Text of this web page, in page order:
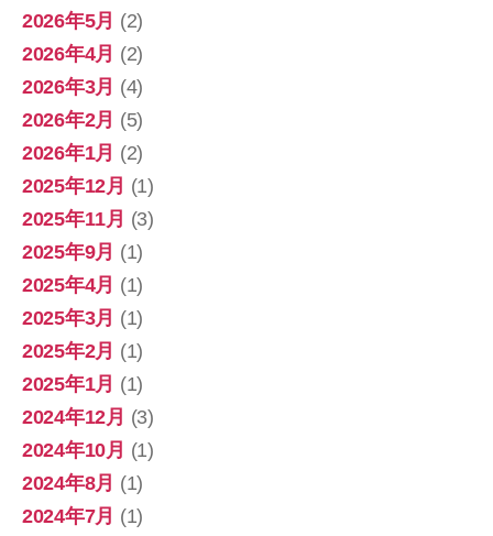
2026年5月 (2)
2026年4月 (2)
2026年3月 (4)
2026年2月 (5)
2026年1月 (2)
2025年12月 (1)
2025年11月 (3)
2025年9月 (1)
2025年4月 (1)
2025年3月 (1)
2025年2月 (1)
2025年1月 (1)
2024年12月 (3)
2024年10月 (1)
2024年8月 (1)
2024年7月 (1)